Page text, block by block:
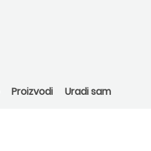
Proizvodi Uradi sam